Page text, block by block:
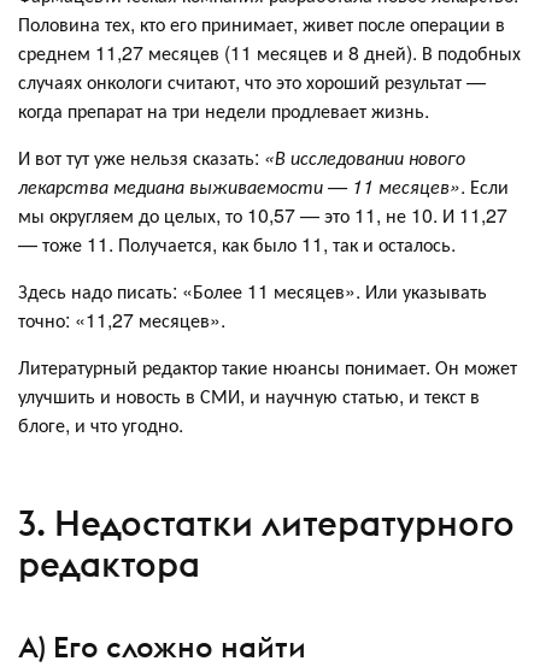
Половина тех, кто его принимает, живет после операции в
среднем 11,27 месяцев (11 месяцев и 8 дней). В подобных
случаях онкологи считают, что это хороший результат —
когда препарат на три недели продлевает жизнь.
И вот тут уже нельзя сказать: «В исследовании нового
лекарства медиана выживаемости — 11 месяцев». Если
мы округляем до целых, то 10,57 — это 11, не 10. И 11,27
— тоже 11. Получается, как было 11, так и осталось.
Здесь надо писать: «Более 11 месяцев». Или указывать
точно: «11,27 месяцев».
Литературный редактор такие нюансы понимает. Он может
улучшить и новость в СМИ, и научную статью, и текст в
блоге, и что угодно.
3. Недостатки литературного
редактора
А) Его сложно найти